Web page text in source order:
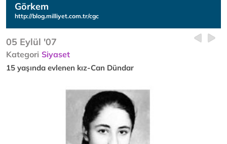
Görkem
http://blog.milliyet.com.tr/cgc
05 Eylül '07
Kategori Siyaset
15 yaşında evlenen kız-Can Dündar